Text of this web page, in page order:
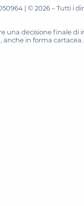
| © 2026 – Tutti i
una decisione finale
anche in forma cartacea.